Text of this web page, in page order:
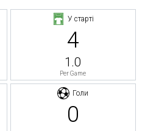
У старті
4
1.0
Per Game
Голи
0